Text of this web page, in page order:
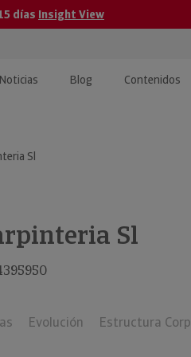
días Insight View
Noticias Blog Contenidos
Sl
Sl
Evolución Estructura